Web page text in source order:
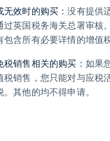
无效时的购买：没有提供
过英国税务海关总署审核
含所有必要详情的增值
税销售相关的购买： 如果
税销售，您只能对与应税
其他的均不得申请。